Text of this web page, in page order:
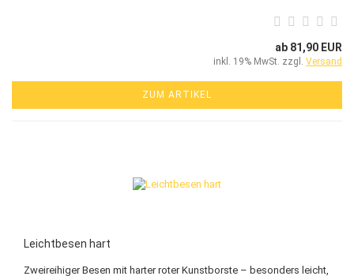
ab 81,90 EUR
inkl. 19% MwSt. zzgl. Versand
ZUM ARTIKEL
Leichtbesen hart
Zweireihiger Besen mit harter roter Kunstborste – besonders leicht,